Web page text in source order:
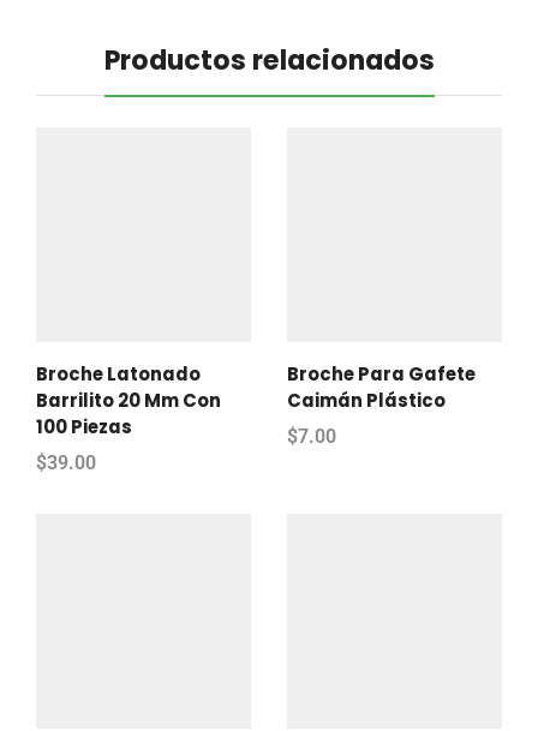
Productos relacionados
Broche Latonado
Barrilito 20 Mm Con
100 Piezas
$39.00
Broche Para Gafete
Caimán Plástico
$7.00